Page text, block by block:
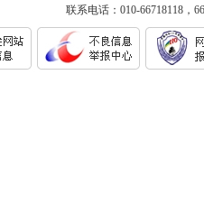
联系电话：010-66718118